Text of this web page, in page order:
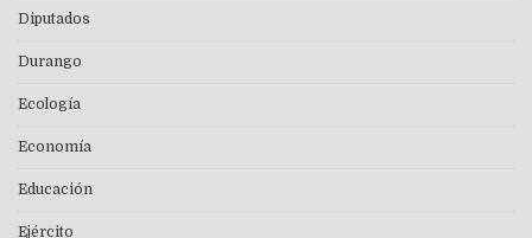
Diputados
Durango
Ecología
Economía
Educación
Ejército